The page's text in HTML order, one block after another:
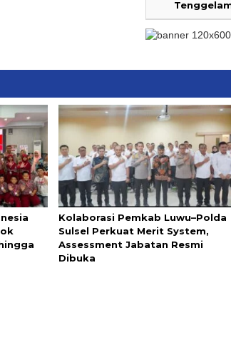
Kolaborasi Pemkab Luwu–Polda
Sulsel Perkuat Merit System,
Assessment Jabatan Resmi
Dibuka